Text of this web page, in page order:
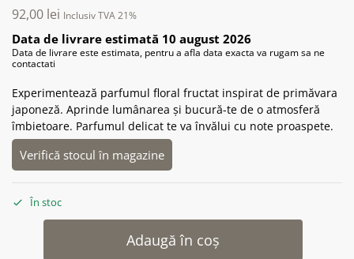
92,00 lei Inclusiv TVA 21%
Data de livrare estimată 10 august 2026
Data de livrare este estimata, pentru a afla data exacta va rugam sa ne
contactati
Experimentează parfumul floral fructat inspirat de primăvara
japoneză. Aprinde lumânarea și bucură-te de o atmosferă
îmbietoare. Parfumul delicat te va învălui cu note proaspete.
Verifică stocul în magazine
În stoc
Adaugă în coș